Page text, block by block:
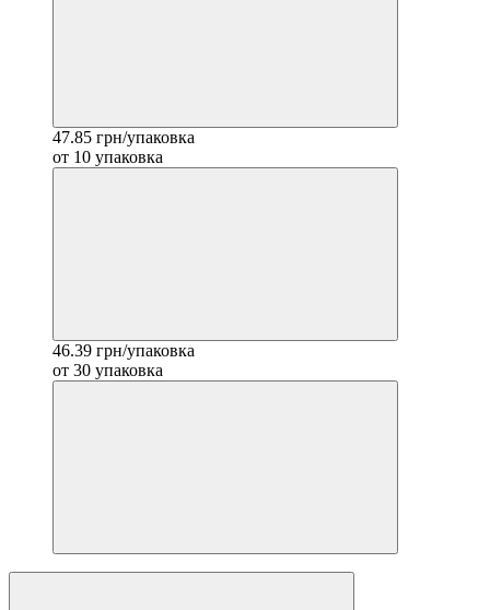
47.85 грн/упаковка
от 10 упаковка
46.39 грн/упаковка
от 30 упаковка